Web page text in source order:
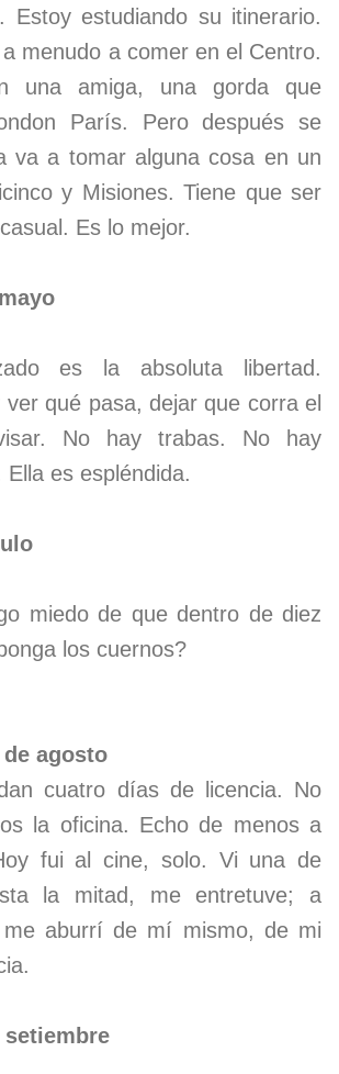
Estoy estudiando su itinerario.
menudo a comer en el Centro.
una amiga, una gorda que
París. Pero después se
va a tomar alguna cosa en un
y Misiones. Tiene que ser
Es lo mejor.
es la absoluta libertad.
ver qué pasa, dejar que corra el
No hay trabas. No hay
es espléndida.
miedo de que dentro de diez
los cuernos?
agosto
cuatro días de licencia. No
la oficina. Echo de menos a
fui al cine, solo. Vi una de
la mitad, me entretuve; a
aburrí de mí mismo, de mi
setiembre